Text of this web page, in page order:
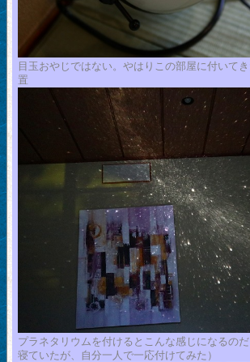
目玉おやじではない。やはりこの部屋に付いて
置
プラネタリウムを付けるとこんな感じになるの
寝ていたが、自分一人で一応付けてみた）